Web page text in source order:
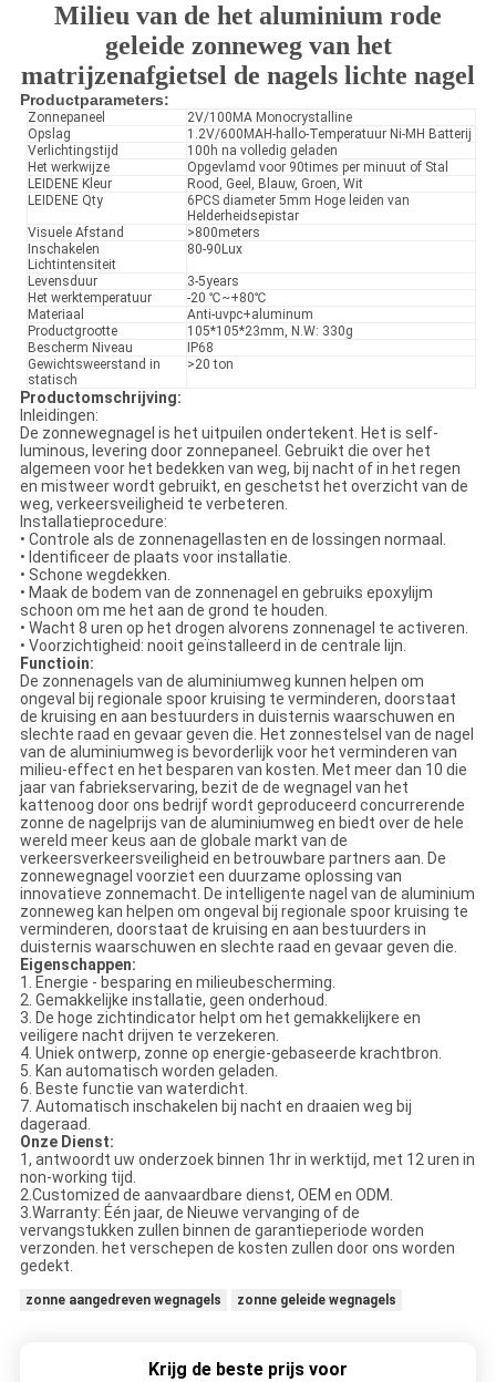
Milieu van de het aluminium rode
geleide zonneweg van het
matrijzenafgietsel de nagels lichte nagel
Productparameters:
Zonnepaneel
2V/100MA Monocrystalline
Opslag
1.2V/600MAH-hallo-Temperatuur Ni-MH Batterij
Verlichtingstijd
100h na volledig geladen
Het werkwijze
Opgevlamd voor 90times per minuut of Stal
LEIDENE Kleur
Rood, Geel, Blauw, Groen, Wit
LEIDENE Qty
6PCS diameter 5mm Hoge leiden van
Helderheidsepistar
Visuele Afstand
>800meters
Inschakelen
Lichtintensiteit
80-90Lux
Levensduur
3-5years
Het werktemperatuur
-20 ℃~+80℃
Materiaal
Anti-uvpc+aluminum
Productgrootte
105*105*23mm, N.W: 330g
Bescherm Niveau
IP68
Gewichtsweerstand in
statisch
>20 ton
Productomschrijving:
Inleidingen:
De zonnewegnagel is het uitpuilen ondertekent. Het is self-
luminous, levering door zonnepaneel. Gebruikt die over het
algemeen voor het bedekken van weg, bij nacht of in het regen
en mistweer wordt gebruikt, en geschetst het overzicht van de
weg, verkeersveiligheid te verbeteren.
Installatieprocedure:
• Controle als de zonnenagellasten en de lossingen normaal .
• Identificeer de plaats voor installatie.
• Schone wegdekken.
• Maak de bodem van de zonnenagel en gebruiks epoxylijm
schoon om me het aan de grond te houden.
• Wacht 8 uren op het drogen alvorens zonnenagel te activeren.
• Voorzichtigheid: nooit geïnstalleerd in de centrale lijn.
Functioin:
De zonnenagels van de aluminiumweg kunnen helpen om
ongeval bij regionale spoor kruising te verminderen, doorstaat
de kruising en aan bestuurders in duisternis waarschuwen en
slechte raad en gevaar geven die. Het zonnestelsel van de nagel
van de aluminiumweg is bevorderlijk voor het verminderen van
milieu-effect en het besparen van kosten. Met meer dan 10 die
jaar van fabriekservaring, bezit de de wegnagel van het
kattenoog door ons bedrijf wordt geproduceerd concurrerende
zonne de nagelprijs van de aluminiumweg en biedt over de hele
wereld meer keus aan de globale markt van de
verkeersverkeersveiligheid en betrouwbare partners aan. De
zonnewegnagel voorziet een duurzame oplossing van
innovatieve zonnemacht. De intelligente nagel van de aluminium
zonneweg kan helpen om ongeval bij regionale spoor kruising te
verminderen, doorstaat de kruising en aan bestuurders in
duisternis waarschuwen en slechte raad en gevaar geven die.
Eigenschappen:
1 . Energie - besparing en milieubescherming.
2. Gemakkelijke installatie, geen onderhoud.
3. De hoge zichtindicator helpt om het gemakkelijkere en
veiligere nacht drijven te verzekeren.
4. Uniek ontwerp, zonne op energie-gebaseerde krachtbron.
5. Kan automatisch worden geladen.
6. Beste functie van waterdicht.
7. Automatisch inschakelen bij nacht en draaien weg bij
dageraad.
Onze Dienst:
1, antwoordt uw onderzoek binnen 1hr in werktijd, met 12 uren in
non-working tijd.
2.Customized de aanvaardbare dienst, OEM en ODM.
3.Warranty: Één jaar, de Nieuwe vervanging of de
vervangstukken zullen binnen de garantieperiode worden
verzonden. het verschepen de kosten zullen door ons worden
gedekt.
zonne aangedreven wegnagels zonne geleide wegnagels
Krijg de beste prijs voor